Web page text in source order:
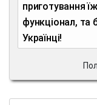
приготування
функціонал, та
Українці!